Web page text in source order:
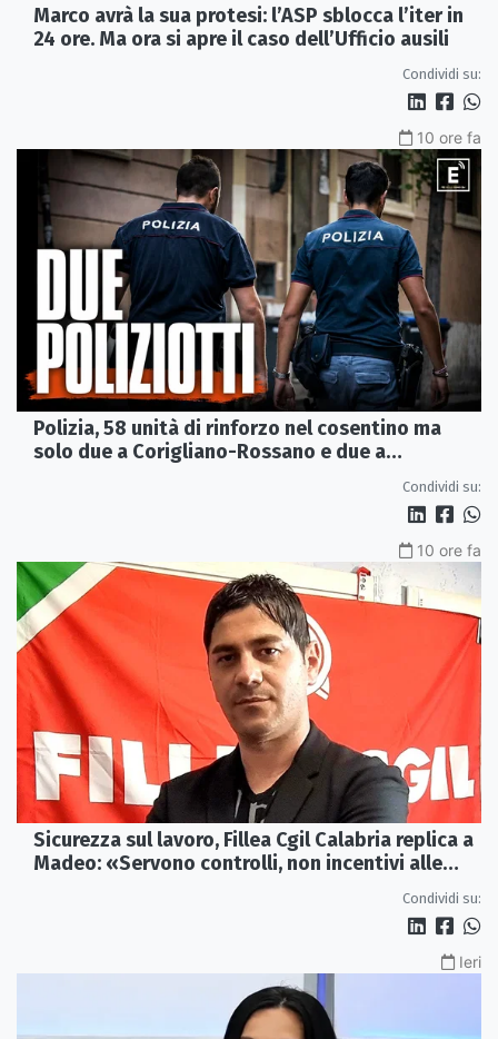
Marco avrà la sua protesi: l’ASP sblocca l’iter in
24 ore. Ma ora si apre il caso dell’Ufficio ausili
Condividi su:
10 ore fa
Polizia, 58 unità di rinforzo nel cosentino ma
solo due a Corigliano-Rossano e due a
Condividi su:
10 ore fa
Sicurezza sul lavoro, Fillea Cgil Calabria replica a
Madeo: «Servono controlli, non incentivi alle
Condividi su:
Ieri